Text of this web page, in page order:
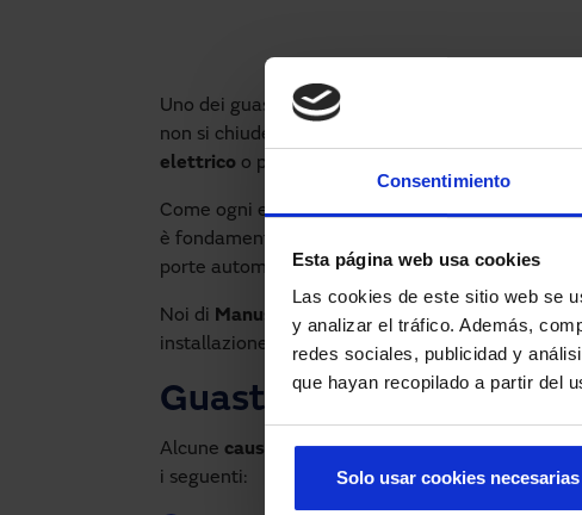
Consentimiento
Esta página web usa cookies
Las cookies de este sitio web se
y analizar el tráfico. Además,
redes sociales, publicidad y
que hayan recopilado a partir del
Solo usar cookies necesarias
Uno dei guasti più comuni nell’accesso
non si chiude. Ciò può essere causato da
elettrico o per non aver effettuato ispezioni
Come ogni elemento tecnico, le porte
è fondamentale avere un
porte automatiche a professionisti.
Noi di Manusa
lavoriamo fianco a fianco con i
installazione e manutenzione di qualsiasi
Guasti più comuni
Alcune cause motiviecasiche impediscono la
i seguenti: